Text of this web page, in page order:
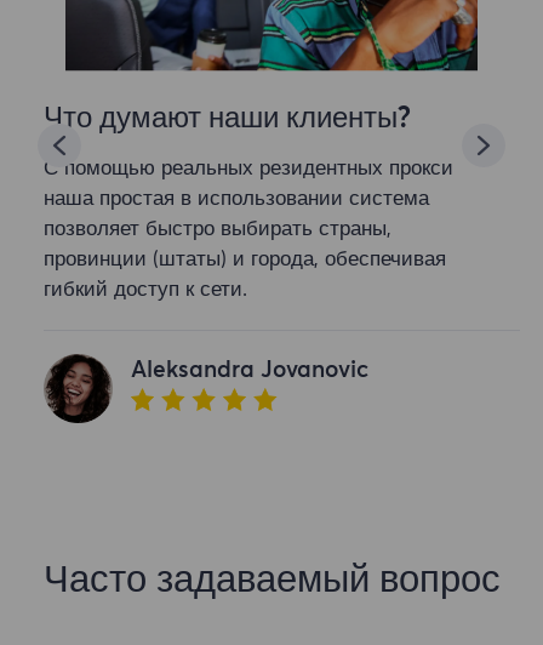
Что думают наши клиенты?
С помощью реальных резидентных прокси
наша простая в использовании система
позволяет быстро выбирать страны,
провинции (штаты) и города, обеспечивая
гибкий доступ к сети.
Aleksandra Jovanovic
Часто задаваемый вопрос